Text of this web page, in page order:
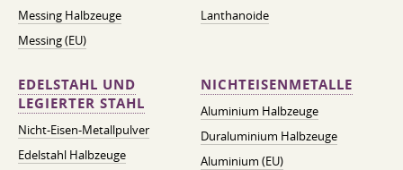
Messing Halbzeuge
Messing (EU)
Lanthanoide
EDELSTAHL UND
LEGIERTER STAHL
Nicht-Eisen-Metallpulver
Edelstahl Halbzeuge
NICHTEISENMETALLE
Aluminium Halbzeuge
Duraluminium Halbzeuge
Aluminium (EU)